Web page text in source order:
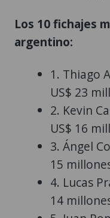
Los 10 fichajes
argentino:
1. Thiago
US$ 23
2. Kevin
US$ 16
3. Ángel
15
4. Lucas
14